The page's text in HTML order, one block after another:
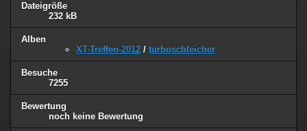
Dateigröße
232 kB
Alben
XT-Treffen-2012 / turboschleicher
Besuche
7255
Bewertung
noch keine Bewertung